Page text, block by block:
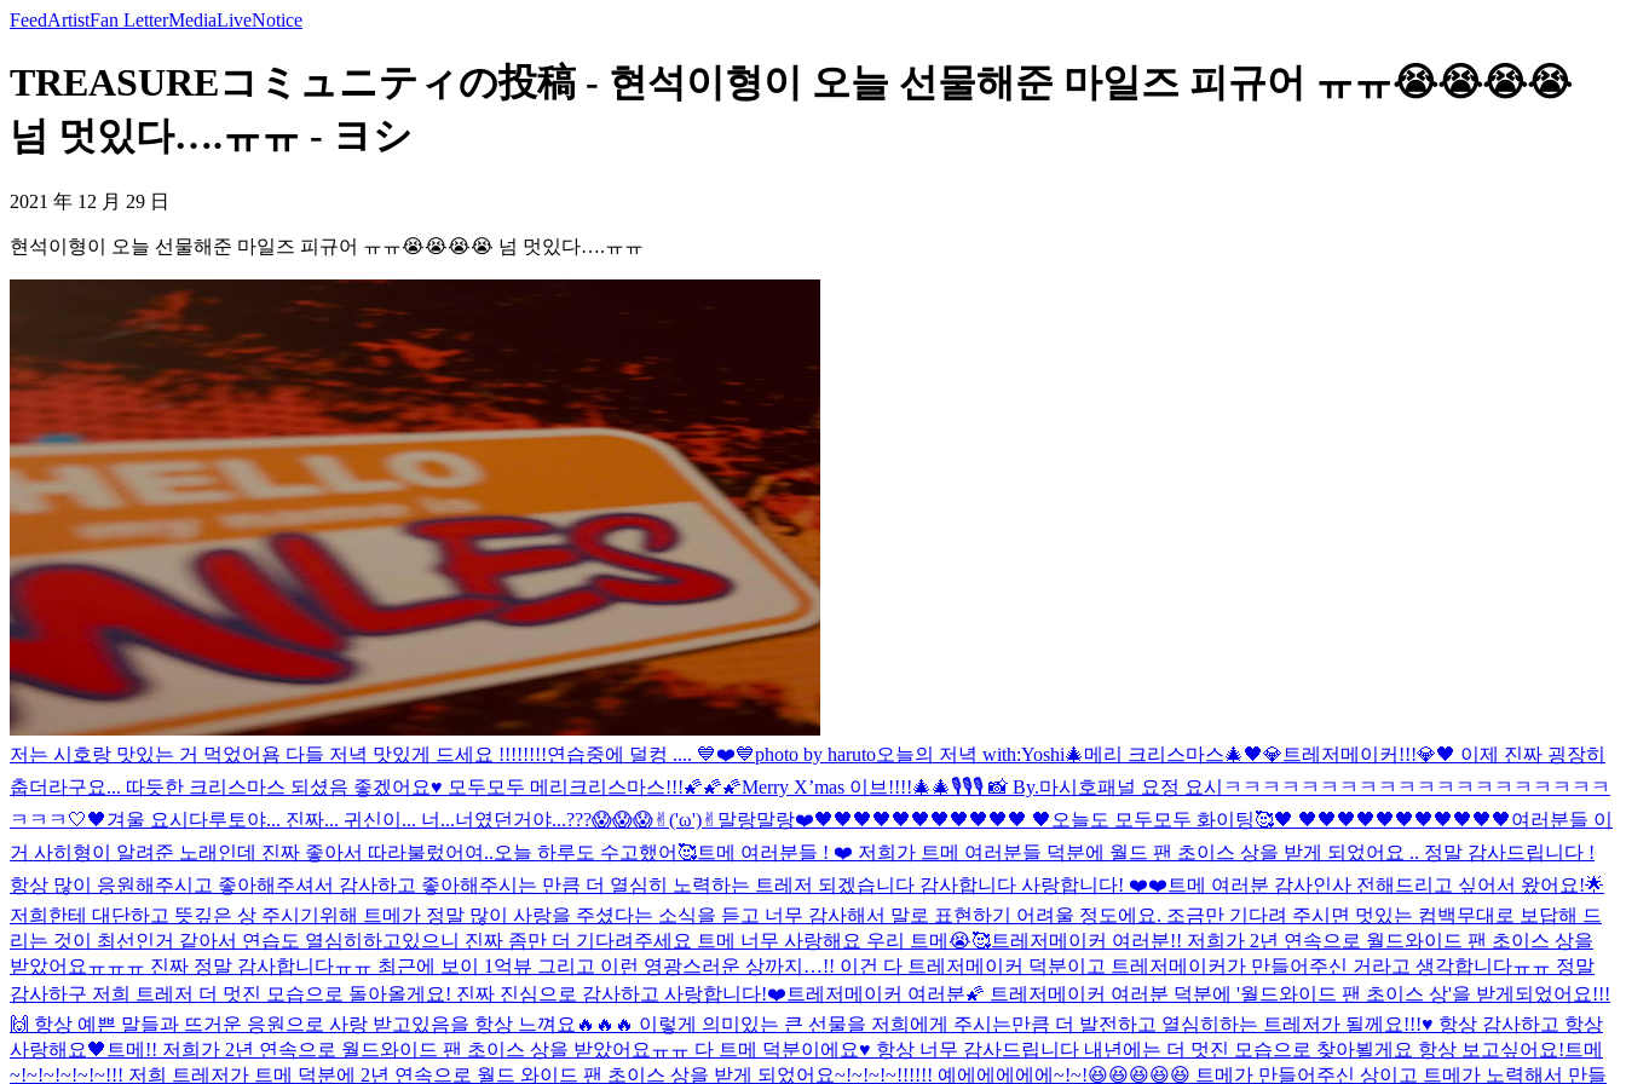
FeedArtistFan LetterMediaLiveNotice
TREASUREコミュニティの投稿 - 현석이형이 오늘 선물해준 마일즈 피규어 ㅠㅠ😭😭😭😭
넘 멋있다….ㅠㅠ - ヨシ
2021 年 12 月 29 日
현석이형이 오늘 선물해준 마일즈 피규어 ㅠㅠ😭😭😭😭 넘 멋있다….ㅠㅠ
저는 시호랑 맛있는 거 먹었어욤 다들 저녁 맛있게 드세요 !!!!!!!!연습중에 덜컹 .... 💙❤️💙photo by haruto오늘의 저녁 with:Yoshi🎄메리 크리스마스🎄🖤💎트레저메이커!!!💎🖤 이제 진짜 굉장히
춥더라구요... 따듯한 크리스마스 되셨음 좋겠어요♥️ 모두모두 메리크리스마스!!!🌠🌠🌠Merry X’mas 이브!!!!🎄🎄🎙🎙🎙 📸 By.마시호패널 요정 요시 ㅋㅋㅋㅋㅋㅋㅋㅋㅋㅋㅋㅋㅋㅋㅋㅋㅋㅋㅋㅋ
ㅋㅋㅋ 🤍🖤겨울 요시다루토야... 진짜... 귀신이... 너...너였던거야...???😱😱😱✌︎('ω')✌︎ 말랑말랑❤️🖤🖤🖤🖤🖤🖤🖤🖤🖤🖤🖤 🖤오늘도 모두모두 화이팅🥰🖤 🖤🖤🖤🖤🖤🖤🖤🖤🖤🖤🖤여러분들 이
거 사히형이 알려준 노래인데 진짜 좋아서 따라불렀어여..오늘 하루도 수고했어🥰트메 여러분들 ! ❤️ 저희가 트메 여러분들 덕분에 월드 팬 초이스 상을 받게 되었어요 .. 정말 감사드립니다 !
항상 많이 응원해주시고 좋아해주셔서 감사하고 좋아해주시는 만큼 더 열심히 노력하는 트레저 되겠습니다 감사합니다 사랑합니다! ❤️❤️ 트메 여러분 감사인사 전해드리고 싶어서 왔어요!🌟
저희한테 대단하고 뜻깊은 상 주시기위해 트메가 정말 많이 사랑을 주셨다는 소식을 듣고 너무 감사해서 말로 표현하기 어려울 정도에요. 조금만 기다려 주시면 멋있는 컴백무대로 보답해 드
리는 것이 최선인거 같아서 연습도 열심히하고있으니 진짜 좀만 더 기다려주세요 트메 너무 사랑해요 우리 트메😭🥰트레저메이커 여러분!! 저희가 2년 연속으로 월드와이드 팬 초이스 상을
받았어요ㅠㅠㅠ 진짜 정말 감사합니다ㅠㅠ 최근에 보이 1억뷰 그리고 이런 영광스러운 상까지…!! 이건 다 트레저메이커 덕분이고 트레저메이커가 만들어주신 거라고 생각합니다ㅠㅠ 정말
감사하구 저희 트레저 더 멋진 모습으로 돌아올게요! 진짜 진심으로 감사하고 사랑합니다!❤️ 트레저메이커 여러분🌠 트레저메이커 여러분 덕분에 '월드와이드 팬 초이스 상'을 받게되었어요!!!
🙌 항상 예쁜 말들과 뜨거운 응원으로 사랑 받고있음을 항상 느껴요🔥🔥🔥 이렇게 의미있는 큰 선물을 저희에게 주시는만큼 더 발전하고 열심히하는 트레저가 될께요!!!♥️ 항상 감사하고 항상
사랑해요🖤 트메!! 저희가 2년 연속으로 월드와이드 팬 초이스 상을 받았어요ㅠㅠ 다 트메 덕분이에요♥️ 항상 너무 감사드립니다 내년에는 더 멋진 모습으로 찾아뵐게요 항상 보고싶어요! 트메
~!~!~!~!~!~!!! 저희 트레저가 트메 덕분에 2년 연속으로 월드 와이드 팬 초이스 상을 받게 되었어요~!~!~!~!!!!!! 예에에에에에~!~!😆😆😆😆😆 트메가 만들어주신 상이고 트메가 노력해서 만들